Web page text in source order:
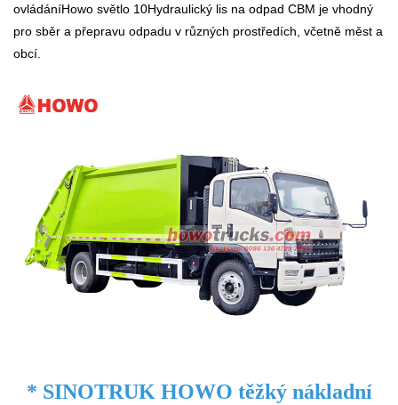
ovládáníHowo světlo 10Hydraulický lis na odpad CBM je vhodný
pro sběr a přepravu odpadu v různých prostředích, včetně měst a
obcí.
* SINOTRUK HOWO těžký nákladní